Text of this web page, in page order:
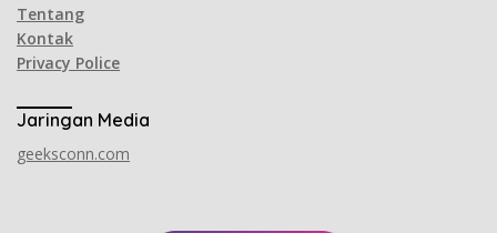
Tentang
Kontak
Privacy Police
Jaringan Media
geeksconn.com